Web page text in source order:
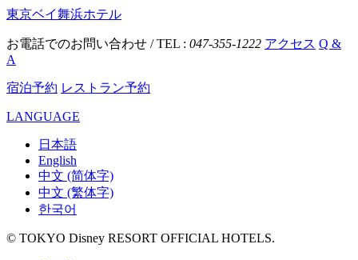
東京ベイ舞浜ホテル
お電話でのお問い合わせ / TEL : 047-355-1222 アクセス Q &
A
宿泊予約 レストラン予約
LANGUAGE
日本語
English
中文 (简体字)
中文 (繁体字)
한국어
© TOKYO Disney RESORT OFFICIAL HOTELS.